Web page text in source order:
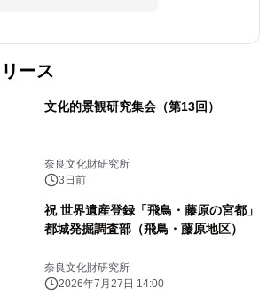
ース
文化的景観研究集会（第13回）
奈良文化財研究所
3日前
祝 世界遺産登録「飛鳥・藤原の宮都」
都城発掘調査部（飛鳥・藤原地区）
奈良文化財研究所
2026年7月27日 14:00